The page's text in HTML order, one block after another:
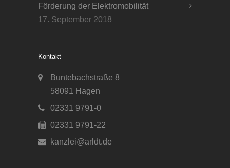
Förderung der Elektromobilität
17. September 2018
Kontakt
Buntebachstraße 8
58091 Hagen
02331 9791-0
02331 9791-22
kanzlei@arldt.de